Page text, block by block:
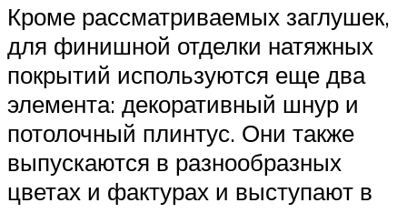
Кроме рассматриваемых заглушек,
для финишной отделки натяжных
покрытий используются еще два
элемента: декоративный шнур и
потолочный плинтус. Они также
выпускаются в разнообразных
цветах и фактурах и выступают в